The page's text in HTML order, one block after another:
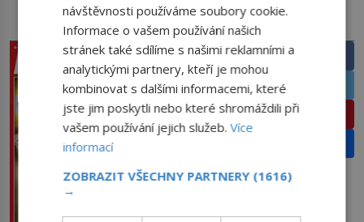
PRÁVĚ V PRODEJI SDÍLEJTE ČLÁNEK
Facebook
Twitter
Pinterest
návštěvnosti používáme soubory cookie.
Informace o vašem používání našich
stránek také sdílíme s našimi reklamními a
analytickými partnery, kteří je mohou
kombinovat s dalšími informacemi, které
jste jim poskytli nebo které shromáždili při
vašem používání jejich služeb.Více
informací
ZOBRAZIT VŠECHNY PARTNERY (1616)
→